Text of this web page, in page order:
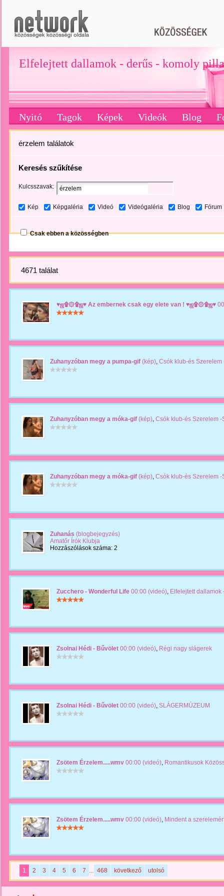
Elfelejtett dallamok - derűs - komoly
Nyitó Tagok Képek Videók Blog
érzelem találatok
Keresés szűkítése
Kulcsszavak:
Kép Képgaléria Videó Videógaléria Blog Fórum
Csak ebben a közösségben
4671 találat
♥ஜ۩۞۩ஜ♥ Az embernek csak egy elete van ! ♥ஜ۩۞۩ஜ♥
Zuhanyzóban megy a pumpa-gif (kép), Csók klub-és Szerelem
Zuhanyzóban megy a móka-gif (kép), Csók klub-és Szerelem -
Zuhanyzóban megy a móka-gif (kép), Csók klub-és Szerelem -
Zuhanás (blogbejegyzés)
Amatőr Írók Klubja
Hozzászólások száma: 2
Zucchero - Wonderful Life 00:00 (videó), Elfelejtett
Zsolnai Hédi - Bűvölet 00:00 (videó), Régi nagy slágerek
Zsolnai Hédi - Bűvölet 00:00 (videó), SLÁGERMÚZEUM
Zsötem Érzelem.....wmv 00:00 (videó), Romantikusok
Zsötem Érzelem.....wmv 00:00 (videó), Mindent a
1 2 3 4 5 6 7 ... 468 következő utolsó